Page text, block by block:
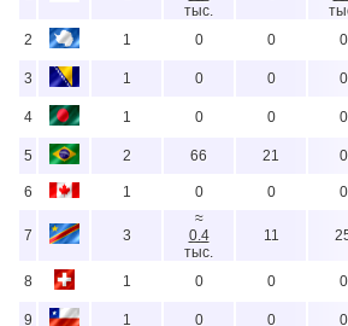
тыс.
2
1 0 0 0
3 1 0 0 0
4 1 0 0 0
5 2 66 21 0
6 1 0 0 0
7 3
≈
0.4
тыс.
11
8 1 0 0 0
9 1 0 0 0